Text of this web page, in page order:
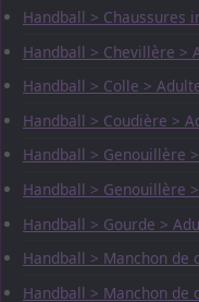
Handball > Chaussures
Handball > Chevillère >
Handball > Colle >
Handball > Coudière >
Handball > Genouillère
Handball > Genouillère
Handball > Gourde >
Handball > Manchon de
Handball > Manchon de